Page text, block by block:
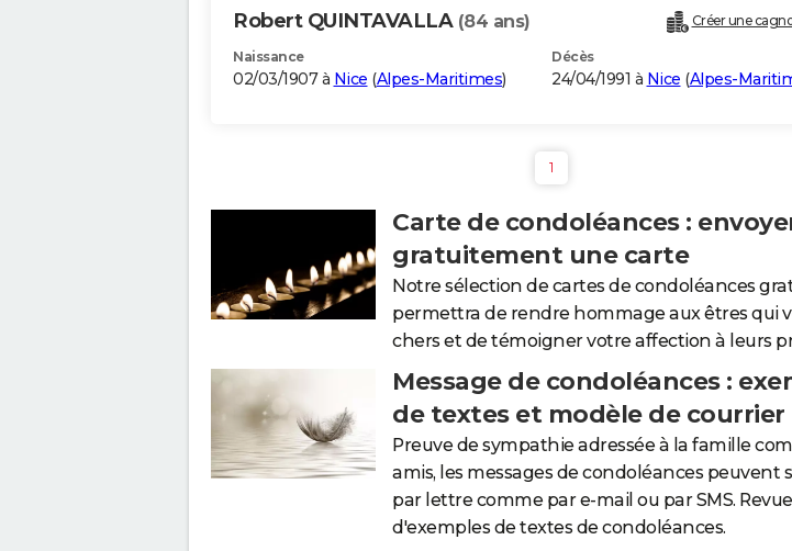
Robert QUINTAVALLA (84 ans) Créer une
Naissance
02/03/1907 à Nice (Alpes-Maritimes)
Décès
24/04/1991 à Nice (Alpes-
1
Carte de condoléances :
gratuitement une carte
Notre sélection de cartes de condoléances
permettra de rendre hommage aux êtres qui
chers et de témoigner votre affection à leurs
Message de condoléances :
de textes et modèle de courrier
Preuve de sympathie adressée à la famille
amis, les messages de condoléances peuvent
par lettre comme par e-mail ou par SMS. Revue
d'exemples de textes de condoléances.